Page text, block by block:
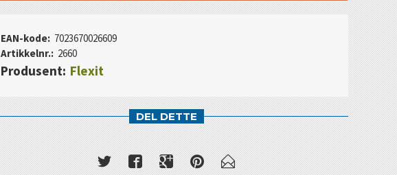
EAN-kode: 7023670026609
Artikkelnr.: 2660
Produsent: Flexit
DEL DETTE